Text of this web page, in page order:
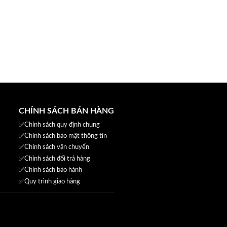
CHÍNH SÁCH BÁN HÀNG
✅Chính sách quy định chung
✅Chính sách bảo mật thông tin
✅Chính sách vận chuyển
✅Chính sách đổi trả hàng
✅Chính sách bảo hành
✅Quy trình giao hàng